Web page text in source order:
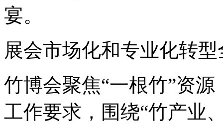
宴。
展会市场化和专业化转
竹博会聚焦“一根竹”资
工作要求，围绕“竹产业